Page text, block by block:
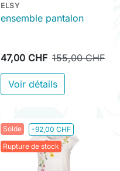
ELSY
ensemble pantalon
47,00 CHF 155,00 CHF
Voir détails
Solde
-92,00 CHF
Rupture de stock